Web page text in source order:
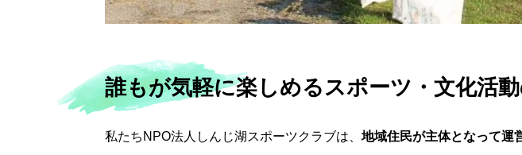
誰もが気軽に楽しめるスポーツ・文化活
私たちNPO法人しんじ湖スポーツクラブは、 地域住民が主体となって運